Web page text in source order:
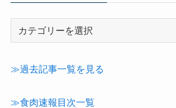
テ
≫過去記事一覧を見る
≫食肉速報目次一覧